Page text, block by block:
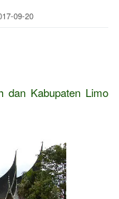
09-20
dan Kabupaten Limo